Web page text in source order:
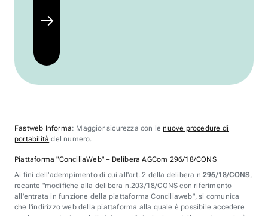
Fastweb Informa: Maggior sicurezza con lenuove procedure di
portabilità del numero.
Piattaforma "ConciliaWeb" – Delibera AGCom 296/18/CONS
Ai fini dell'adempimento di cui all'art. 2 della delibera n.296/18/CONS,
recante "modifiche alla delibera n.203/18/CONS con riferimento
all'entrata in funzione della piattaforma Conciliaweb", si comunica
che l'indirizzo web della piattaforma alla quale è possibile accedere